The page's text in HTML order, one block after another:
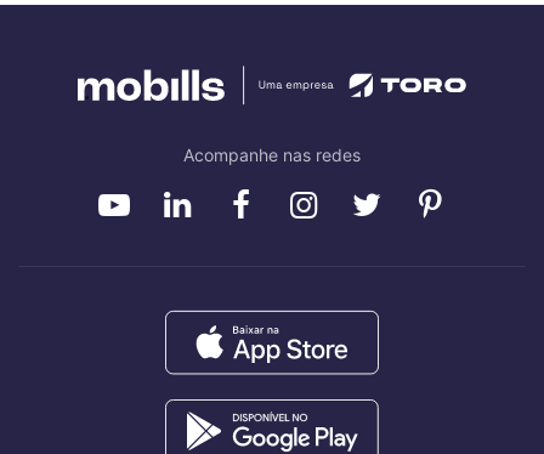
Acompanhe nas redes